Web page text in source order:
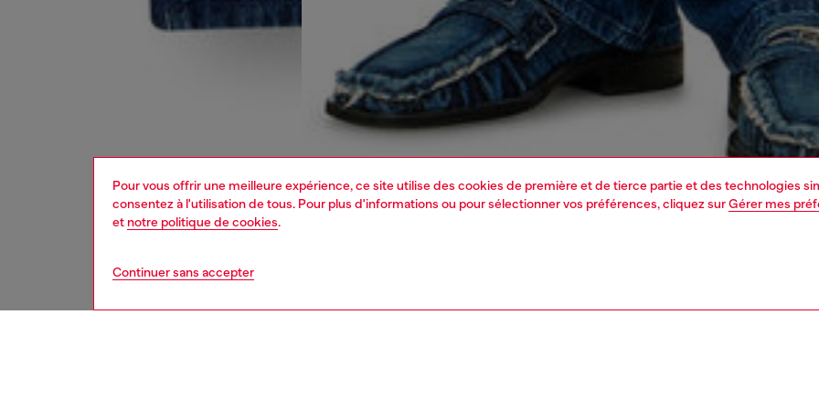
Pour vous offrir une meilleure expérience, ce site utilise des cookies de première et de tierce partie et des technologies
consentez à l'utilisation de tous. Pour plus d'informations ou pour sélectionner vos préférences, cliquez surGérer mes
et notre politique de cookies.
Continuer sans accepter